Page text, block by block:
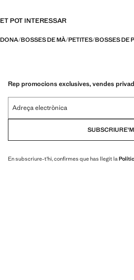
ET POT INTERESSAR
DONA BOSSES DE MÀ PETITES BOSSES DE
Rep promocions exclusives, vendes
Adreça electrònica
SUBSCRIURE'M
En subscriure-t'hi, confirmes que has llegit la